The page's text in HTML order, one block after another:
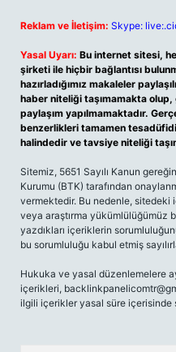
Reklam ve İletişim: Skype:
Yasal Uyarı: Bu internet sitesi,
şirketi ile hiçbir bağlantısı
hazırladığımız makaleler
haber niteliği taşımamakta
paylaşım yapılmamaktadır.
benzerlikleri tamamen
halindedir ve tavsiye niteliği
Sitemiz, 5651 Sayılı Kanun
Kurumu (BTK) tarafından
vermektedir. Bu nedenle,
veya araştırma yükümlülüğümüz
yazdıkları içeriklerin
bu sorumluluğu kabul etmiş
Hukuka ve yasal düzenlemelere
içerikleri,
ilgili içerikler yasal süre içerisinde